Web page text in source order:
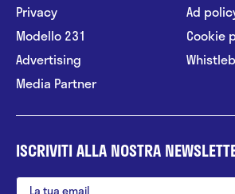
Privacy
Modello 231
Advertising
Media Partner
Ad
Cookie
ISCRIVITI ALLA NOSTRA